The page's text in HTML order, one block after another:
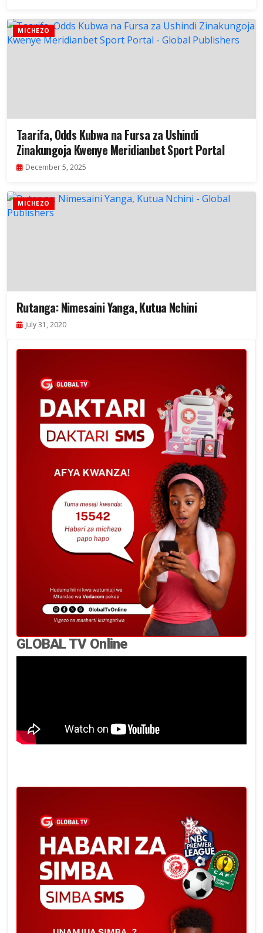
MICHEZO
Taarifa, Odds Kubwa na Fursa za Ushindi
Zinakungoja Kwenye Meridianbet Sport Portal
December 5, 2025
MICHEZO
Rutanga: Nimesaini Yanga, Kutua Nchini
July 31, 2020
GLOBAL TV Online